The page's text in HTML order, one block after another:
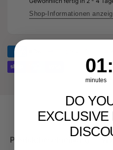
Ersatzteil
-
Original
Shop-Informationen
Produktbeschreibung
1
01
minutes
:
DO